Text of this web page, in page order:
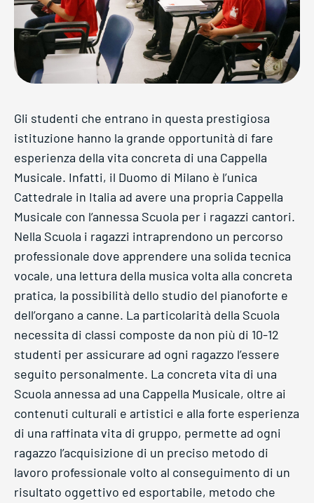
Gli studenti che entrano in questa prestigiosa
istituzione hanno la grande opportunità di fare
esperienza della vita concreta di una Cappella
Musicale. Infatti, il Duomo di Milano è l’unica
Cattedrale in Italia ad avere una propria Cappella
Musicale con l’annessa Scuola per i ragazzi cantori.
Nella Scuola i ragazzi intraprendono un percorso
professionale dove apprendere una solida tecnica
vocale, una lettura della musica volta alla concreta
pratica, la possibilità dello studio del pianoforte e
dell’organo a canne. La particolarità della Scuola
necessita di classi composte da non più di 10-12
studenti per assicurare ad ogni ragazzo l’essere
seguito personalmente. La concreta vita di una
Scuola annessa ad una Cappella Musicale, oltre ai
contenuti culturali e artistici e alla forte esperienza
di una raffinata vita di gruppo, permette ad ogni
ragazzo l’acquisizione di un preciso metodo di
lavoro professionale volto al conseguimento di un
risultato oggettivo ed esportabile, metodo che